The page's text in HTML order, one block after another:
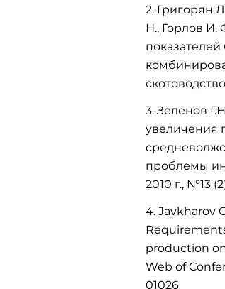
2. Григорян
Н., Горлов
3. Зеленов
увеличения
проблемы
2010 г., №13
4. Javkharov
production
Web of
01026